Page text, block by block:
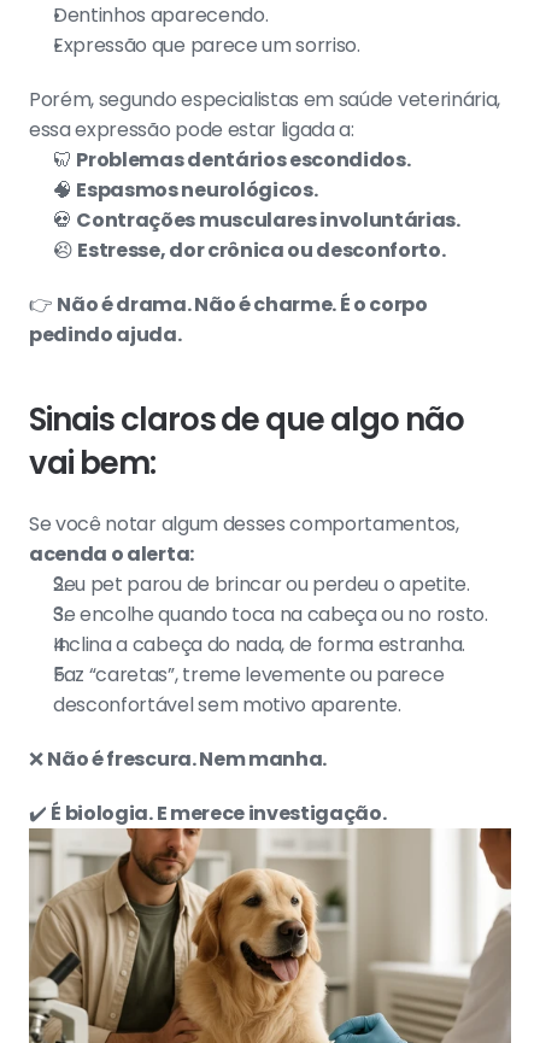
Dentinhos aparecendo.
Expressão que parece um sorriso.
Porém, segundo especialistas em saúde veterinária,
essa expressão pode estar ligada a:
🦷 Problemas dentários escondidos.
🧠 Espasmos neurológicos.
💀 Contrações musculares involuntárias.
😣 Estresse, dor crônica ou desconforto.
👉 Não é drama. Não é charme. É o corpo
pedindo ajuda.
Sinais claros de que algo não
vai bem:
Se você notar algum desses comportamentos,
acenda o alerta:
Seu pet parou de brincar ou perdeu o apetite.
Se encolhe quando toca na cabeça ou no rosto.
Inclina a cabeça do nada, de forma estranha.
Faz “caretas”, treme levemente ou parece
desconfortável sem motivo aparente.
❌ Não é frescura. Nem manha.
✔️ É biologia. E merece investigação.